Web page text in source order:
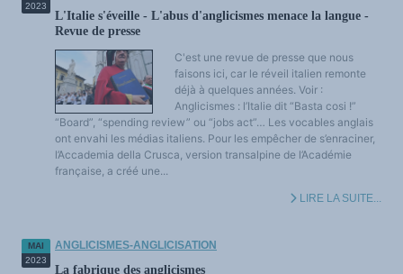
2023
L'Italie s'éveille - L'abus d'anglicismes menace la langue -
Revue de presse
C'est une revue de presse que nous
faisons ici, car le réveil italien remonte
déjà à quelques années. Voir :
Anglicismes : l’Italie dit “Basta cosi !”
“Board”, “spending review” ou “jobs act”… Les vocables anglais
ont envahi les médias italiens. Pour les empêcher de s’enraciner,
l’Accademia della Crusca, version transalpine de l’Académie
française, a créé une...
LIRE LA SUITE...
MAI
2023
ANGLICISMES-ANGLICISATION
La fabrique des anglicismes